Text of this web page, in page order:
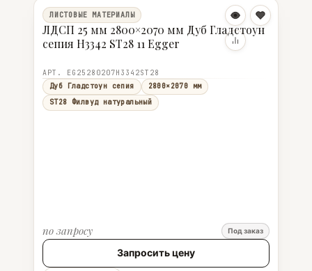
ЛИСТОВЫЕ МАТЕРИАЛЫ
ЛДСП 25 мм 2800×2070 мм Дуб Гладстоун
сепия H3342 ST28 11 Egger
АРТ. EG25280207H3342ST28
Дуб Гладстоун сепия
2800×2070 мм
ST28 Филвуд натуральный
по запросу Под заказ
Запросить цену